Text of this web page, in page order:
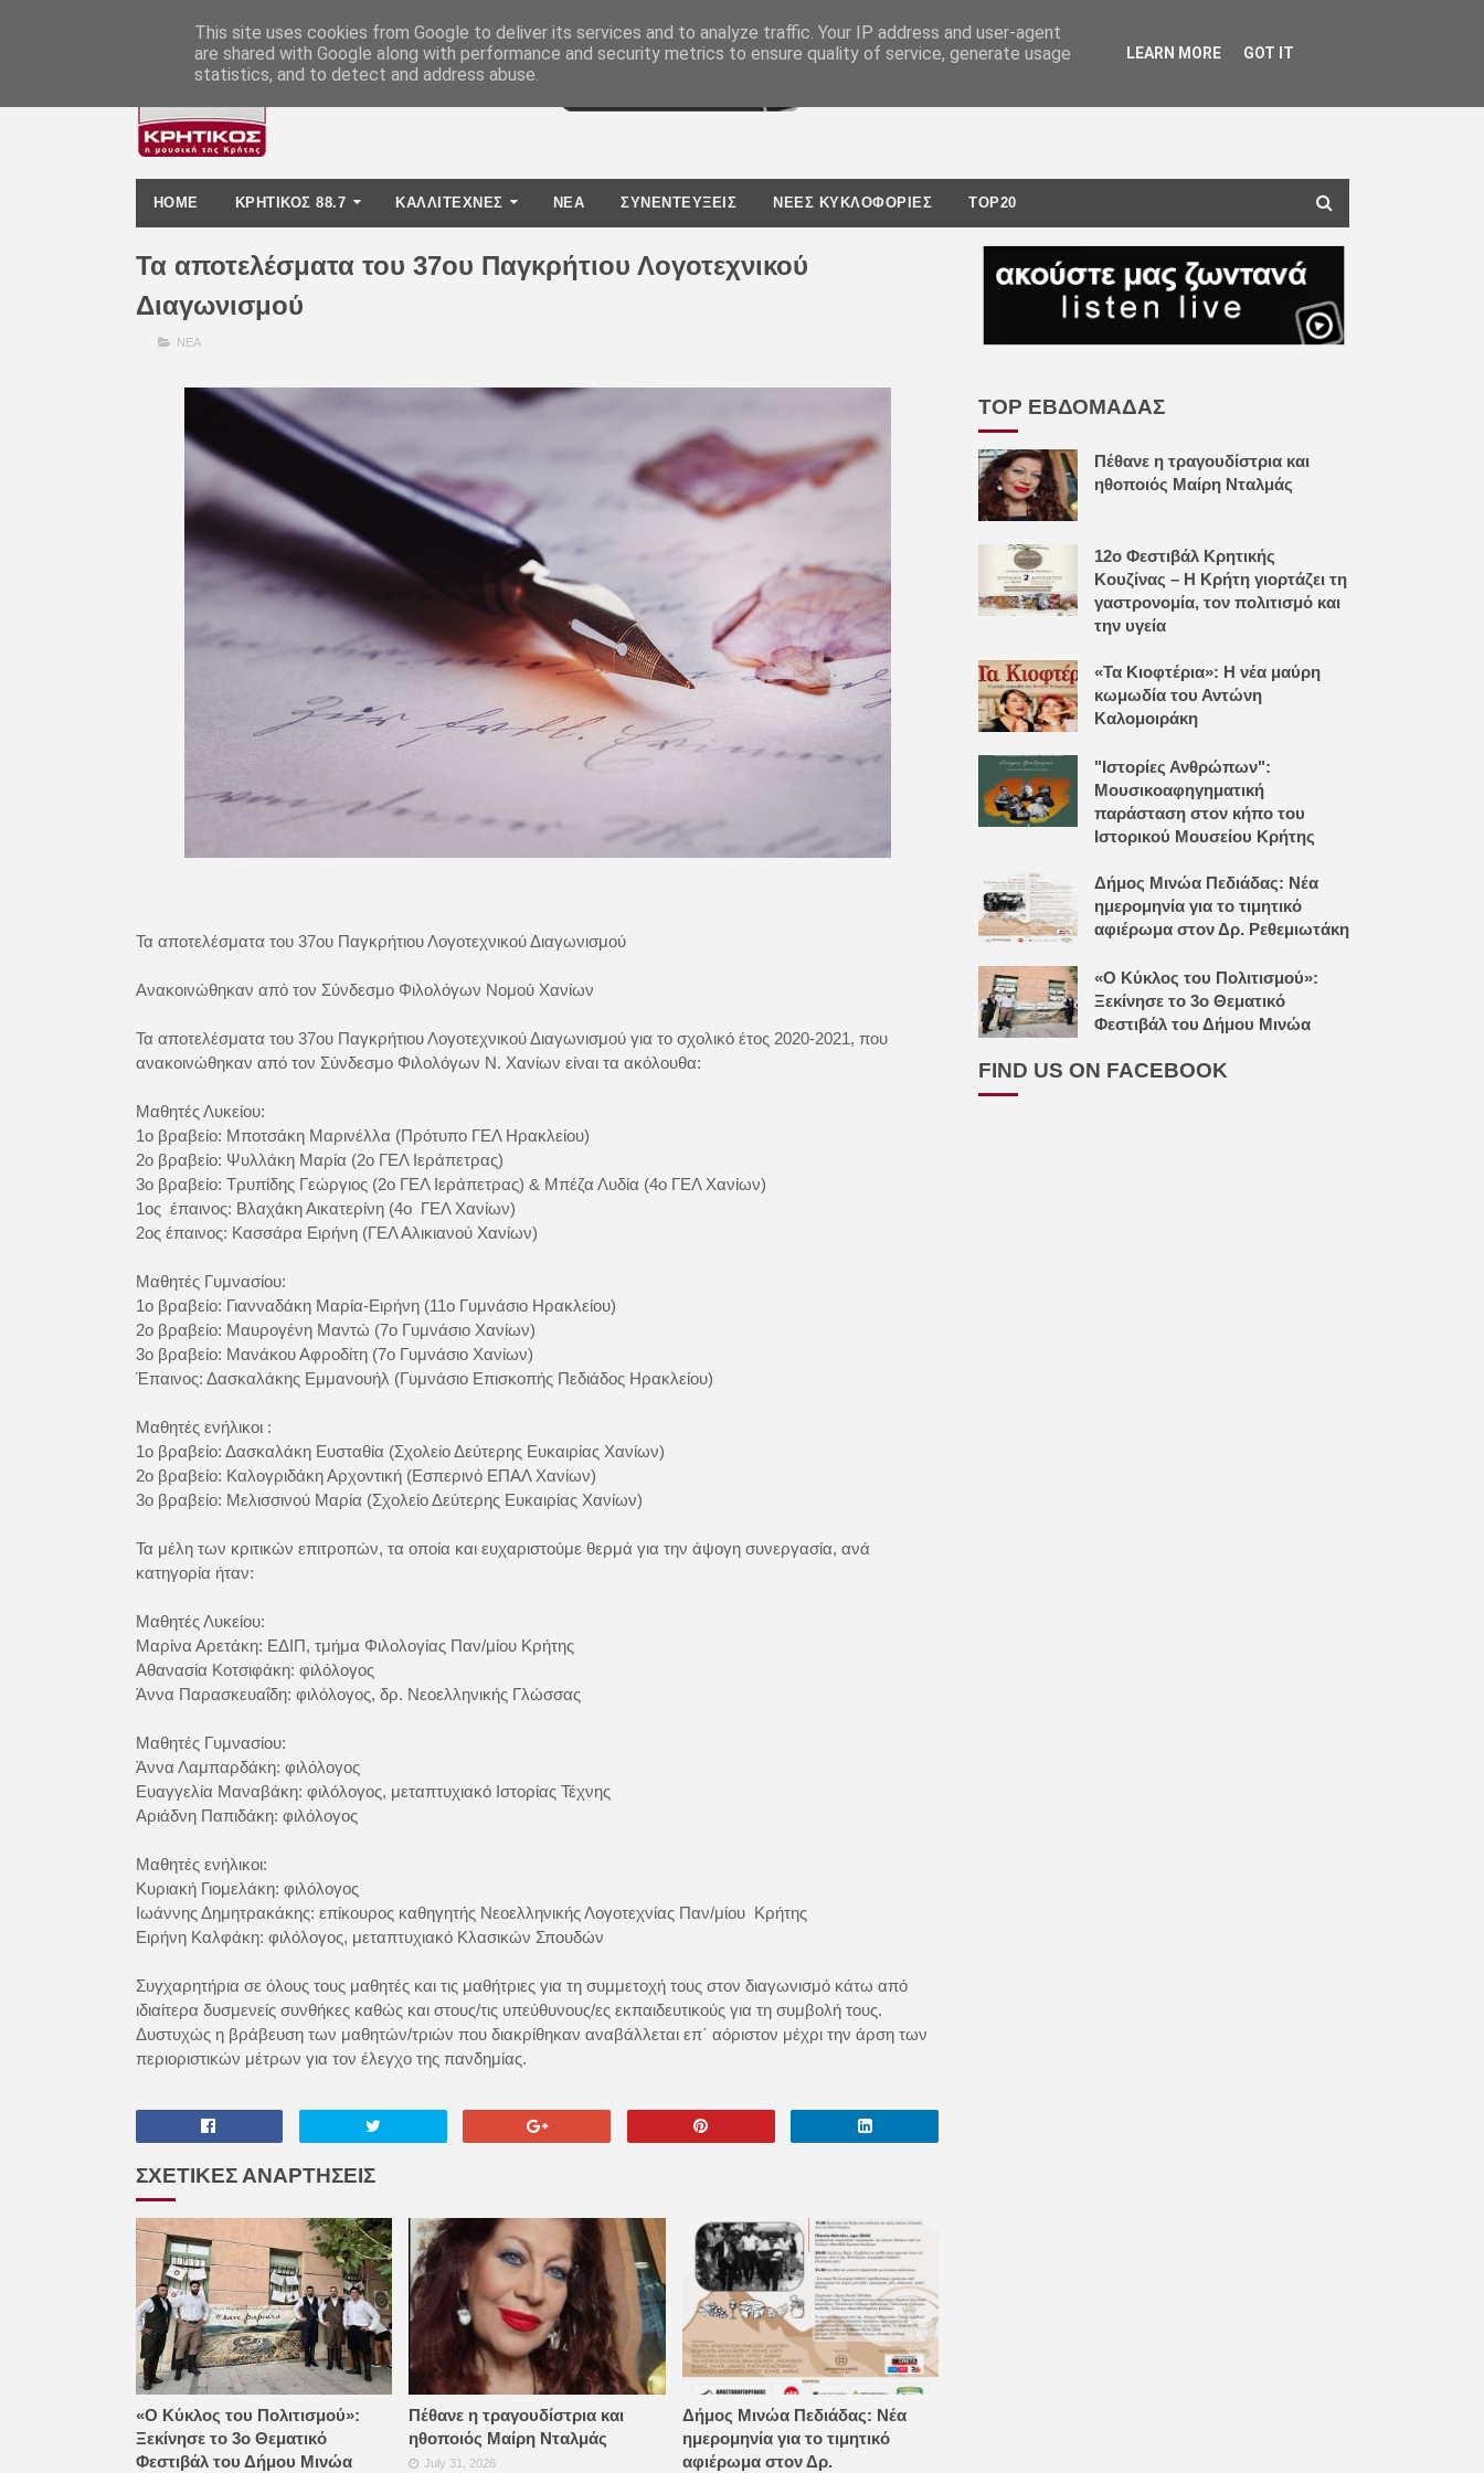
HOME ΚΡΗΤΙΚΟΣ 88.7 ΚΑΛΛΙΤΕΧΝΕΣ ΝΕΑ ΣΥΝΕΝΤΕΥΞΕΙΣ ΝΕΕΣ ΚΥΚΛΟΦΟΡΙΕΣ TOP20
Τα αποτελέσματα του 37ου Παγκρήτιου Λογοτεχνικού
Διαγωνισμού
ΝΕΑ
Τα αποτελέσματα του 37ου Παγκρήτιου Λογοτεχνικού Διαγωνισμού
Ανακοινώθηκαν από τον Σύνδεσμο Φιλολόγων Νομού Χανίων
Τα αποτελέσματα του 37ου Παγκρήτιου Λογοτεχνικού Διαγωνισμού για το σχολικό έτος 2020-2021, που
ανακοινώθηκαν από τον Σύνδεσμο Φιλολόγων Ν. Χανίων είναι τα ακόλουθα:
Μαθητές Λυκείου:
1ο βραβείο: Μποτσάκη Μαρινέλλα (Πρότυπο ΓΕΛ Ηρακλείου)
2ο βραβείο: Ψυλλάκη Μαρία (2ο ΓΕΛ Ιεράπετρας)
3o βραβείο: Τρυπίδης Γεώργιος (2ο ΓΕΛ Ιεράπετρας) & Μπέζα Λυδία (4ο ΓΕΛ Χανίων)
1ος έπαινος: Βλαχάκη Αικατερίνη (4ο ΓΕΛ Χανίων)
2ος έπαινος: Κασσάρα Ειρήνη (ΓΕΛ Αλικιανού Χανίων)
Μαθητές Γυμνασίου:
1ο βραβείο: Γιανναδάκη Μαρία-Ειρήνη (11ο Γυμνάσιο Ηρακλείου)
2ο βραβείο: Μαυρογένη Μαντώ (7ο Γυμνάσιο Χανίων)
3ο βραβείο: Μανάκου Αφροδίτη (7ο Γυμνάσιο Χανίων)
Έπαινος: Δασκαλάκης Εμμανουήλ (Γυμνάσιο Επισκοπής Πεδιάδος Ηρακλείου)
Μαθητές ενήλικοι :
1ο βραβείο: Δασκαλάκη Ευσταθία (Σχολείο Δεύτερης Ευκαιρίας Χανίων)
2ο βραβείο: Καλογριδάκη Αρχοντική (Εσπερινό ΕΠΑΛ Χανίων)
3o βραβείο: Μελισσινού Μαρία (Σχολείο Δεύτερης Ευκαιρίας Χανίων)
Τα μέλη των κριτικών επιτροπών, τα οποία και ευχαριστούμε θερμά για την άψογη συνεργασία, ανά
κατηγορία ήταν:
Μαθητές Λυκείου:
Μαρίνα Αρετάκη: ΕΔΙΠ, τμήμα Φιλολογίας Παν/μίου Κρήτης
Αθανασία Κοτσιφάκη: φιλόλογος
Άννα Παρασκευαΐδη: φιλόλογος, δρ. Νεοελληνικής Γλώσσας
Μαθητές Γυμνασίου:
Άννα Λαμπαρδάκη: φιλόλογος
Ευαγγελία Μαναβάκη: φιλόλογος, μεταπτυχιακό Ιστορίας Τέχνης
Αριάδνη Παπιδάκη: φιλόλογος
Μαθητές ενήλικοι:
Κυριακή Γιομελάκη: φιλόλογος
Ιωάννης Δημητρακάκης: επίκουρος καθηγητής Νεοελληνικής Λογοτεχνίας Παν/μίου Κρήτης
Ειρήνη Καλφάκη: φιλόλογος, μεταπτυχιακό Κλασικών Σπουδών
Συγχαρητήρια σε όλους τους μαθητές και τις μαθήτριες για τη συμμετοχή τους στον διαγωνισμό κάτω από
ιδιαίτερα δυσμενείς συνθήκες καθώς και στους/τις υπεύθυνους/ες εκπαιδευτικούς για τη συμβολή τους.
Δυστυχώς η βράβευση των μαθητών/τριών που διακρίθηκαν αναβάλλεται επ΄ αόριστον μέχρι την άρση των
περιοριστικών μέτρων για τον έλεγχο της πανδημίας.
ΣΧΕΤΙΚΕΣ ΑΝΑΡΤΗΣΕΙΣ
«Ο Κύκλος του Πολιτισμού»:
Ξεκίνησε το 3ο Θεματικό
Φεστιβάλ του Δήμου Μινώα
Πέθανε η τραγουδίστρια και
ηθοποιός Μαίρη Νταλμάς
July 31, 2026
Δήμος Μινώα Πεδιάδας: Νέα
ημερομηνία για το τιμητικό
αφιέρωμα στον Δρ.
TOP ΕΒΔΟΜΑΔΑΣ
Πέθανε η τραγουδίστρια και
ηθοποιός Μαίρη Νταλμάς
12ο Φεστιβάλ Κρητικής
Κουζίνας – Η Κρήτη γιορτάζει τη
γαστρονομία, τον πολιτισμό και
την υγεία
«Τα Κιοφτέρια»: Η νέα μαύρη
κωμωδία του Αντώνη
Καλομοιράκη
"Ιστορίες Ανθρώπων":
Μουσικοαφηγηματική
παράσταση στον κήπο του
Ιστορικού Μουσείου Κρήτης
Δήμος Μινώα Πεδιάδας: Νέα
ημερομηνία για το τιμητικό
αφιέρωμα στον Δρ. Ρεθεμιωτάκη
«Ο Κύκλος του Πολιτισμού»:
Ξεκίνησε το 3ο Θεματικό
Φεστιβάλ του Δήμου Μινώα
FIND US ON FACEBOOK
This site uses cookies from Google to deliver its services and to analyze traffic. Your IP address and user-agent
are shared with Google along with performance and security metrics to ensure quality of service, generate usage
statistics, and to detect and address abuse.
LEARN MORE GOT IT